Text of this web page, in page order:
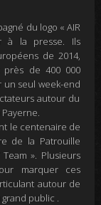
du logo « AIR
à la presse. Ils
de 2014,
de 400 000
un seul week-end
autour du
le centenaire de
de la Patrouille
». Plusieurs
marquer ces
autour de
public .